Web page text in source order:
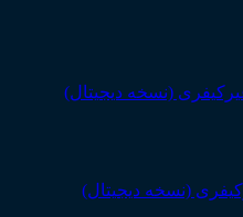
(نسخه دیجیتال)